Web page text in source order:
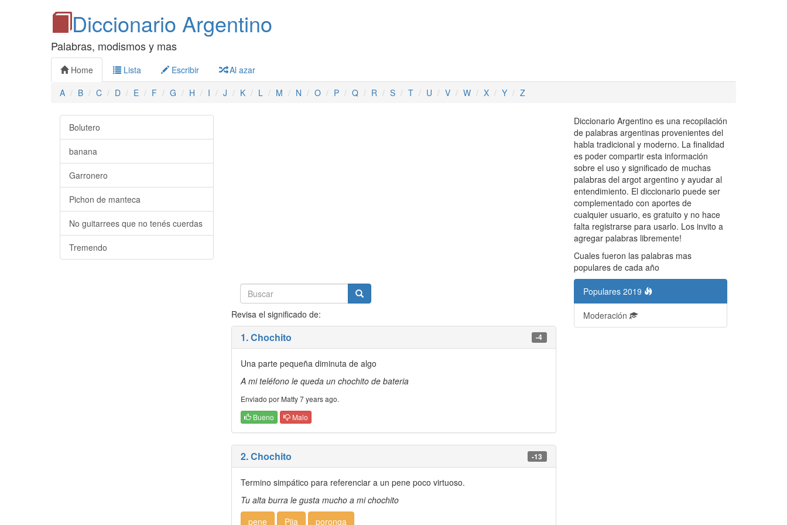
Diccionario Argentino
Palabras, modismos y mas
Home Lista Escribir
Al azar
A
B C D E F G H I J K L M N O P Q R S T U V W X Y Z
Revisa el significado de:
1. Chochito -4
Una parte pequeña diminuta de algo
A mi teléfono le queda un chochito de bateria
Enviado por Matty 7 years ago.
Bueno
Malo
2. Chochito -13
Termino simpático para referenciar a un pene poco virtuoso.
Tu alta burra le gusta mucho a mi chochito
pene
Pija poronga
Bolutero
banana
Garronero
Pichon de manteca
No guitarrees que no tenés cuerdas
Tremendo
Diccionario Argentino es una recopilación
de palabras argentinas provenientes del
habla tradicional y moderno. La finalidad
es poder compartir esta información
sobre el uso y significado de muchas
palabras del argot argentino y ayudar al
entendimiento. El diccionario puede ser
complementado con aportes de
cualquier usuario, es gratuito y no hace
falta registrarse para usarlo. Los invito a
agregar palabras libremente!
Cuales fueron las palabras mas
populares de cada año
Populares 2019
Moderación